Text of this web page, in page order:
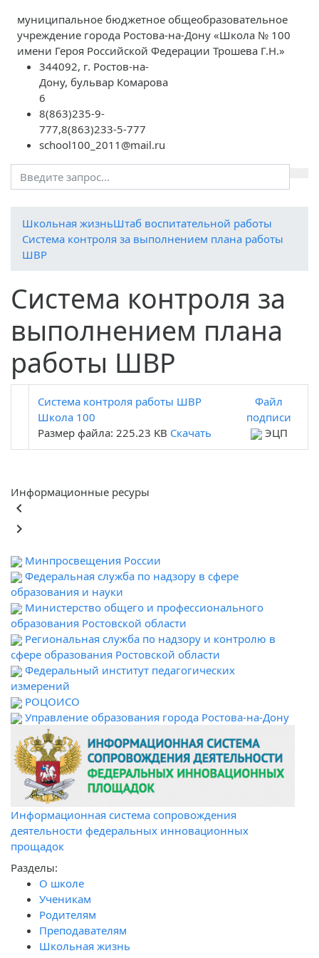
муниципальное бюджетное общеобразовательное
учреждение города Ростова-на-Дону «Школа № 100
имени Героя Российской Федерации Трошева Г.Н.»
344092, г. Ростов-на-
Дону, бульвар Комарова
6
8(863)235-9-
777,8(863)233-5-777
school100_2011@mail.ru
Школьная жизньШтаб воспитательной работы
Система контроля за выполнением плана работы
ШВР
Система контроля за
выполнением плана
работы ШВР
Система контроля работы ШВР
Школа 100
Размер файла: 225.23 KB Скачать
Файл
подписи
ЭЦП
Информационные ресуры
keyboard_arrow_left
keyboard_arrow_right
Минпросвещения России
Федеральная служба по надзору в сфере
образования и науки
Министерство общего и профессионального
образования Ростовской области
Региональная служба по надзору и контролю в
сфере образования Ростовской области
Федеральный институт педагогических
измерений
РОЦОИСО
Управление образования города Ростова-на-Дону
Информационная система сопровождения
деятельности федеральных инновационных
прощадок
Разделы:
О школе
Ученикам
Родителям
Преподавателям
Школьная жизнь